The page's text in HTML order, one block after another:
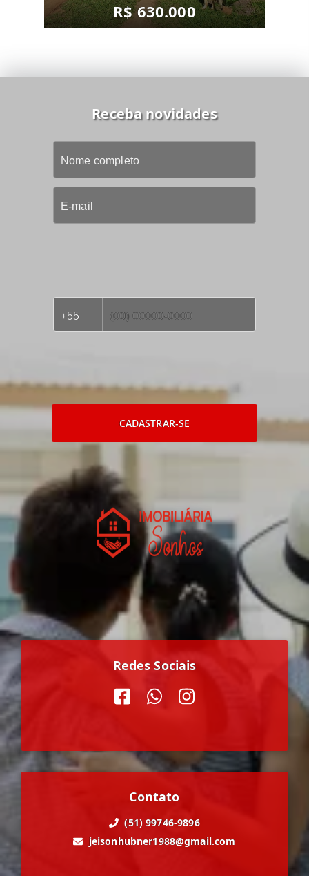
R$ 630.000
Receba novidades
CADASTRAR-SE
Redes Sociais
Contato
(51) 99746-9896
jeisonhubner1988@gmail.com